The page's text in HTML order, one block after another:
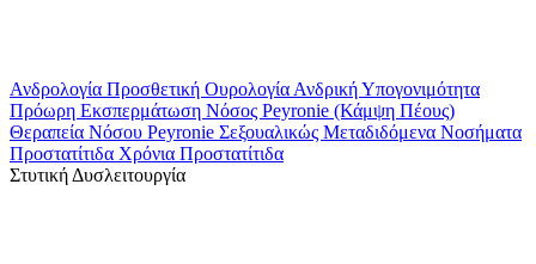
Ανδρολογία Προσθετική Ουρολογία Ανδρική Υπογονιμότητα
Πρόωρη Εκσπερμάτωση Νόσος Peyronie (Κάμψη Πέους)
Θεραπεία Νόσου Peyronie Σεξουαλικώς Μεταδιδόμενα Νοσήματα
Προστατίτιδα Χρόνια Προστατίτιδα
Στυτική Δυσλειτουργία